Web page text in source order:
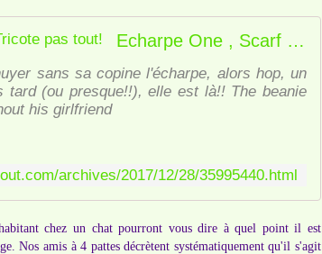
Echarpe One , Scarf One - Tricote pas tout!
sans sa copine l'écharpe, alors hop, un
tard (ou presque!!), elle est là!! The beanie
his girlfriend
archives/2017/12/28/35995440.html
habitant chez un chat pourront vous dire à quel point il est
Nos amis à 4 pattes décrètent systématiquement qu'il s'agit